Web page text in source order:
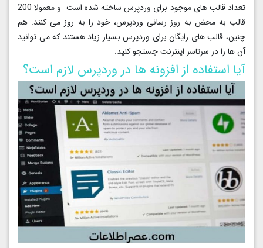
تعداد قالب های موجود برای وردپرس ساخته شده است و معمولا 200
قالب به محض به روز رسانی وردپرس، خود را به روز می کنند. هم
چنین، قالب های رایگان برای وردپرس بسیار زیاد هستند که می توانید
آن ها را در سرتاسر اینترنت جستجو کنید.
آیا استفاده از افزونه ها در وردپرس لازم است؟